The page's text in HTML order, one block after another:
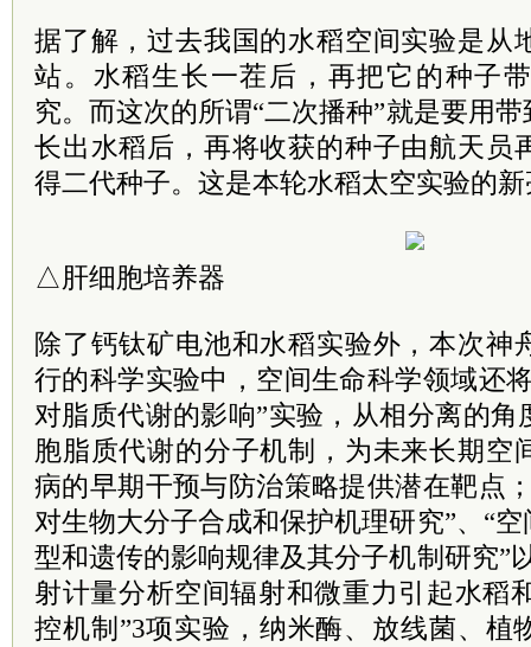
据了解，过去我国的水稻空间实验是从
站。水稻生长一茬后，再把它的种子
究。而这次的所谓“二次播种”就是要用
长出水稻后，再将收获的种子由航天员
得二代种子。这是本轮水稻太空实验的
△肝细胞培养器
除了钙钛矿电池和水稻实验外，本次神
行的科学实验中，空间生命科学领域还
对脂质代谢的影响”实验，从相分离的
胞脂质代谢的分子机制，为未来长期空
病的早期干预与防治策略提供潜在靶点
对生物大分子合成和保护机理研究”、“
型和遗传的影响规律及其分子机制研究”
射计量分析空间辐射和微重力引起水稻
控机制”3项实验，纳米酶、放线菌、植